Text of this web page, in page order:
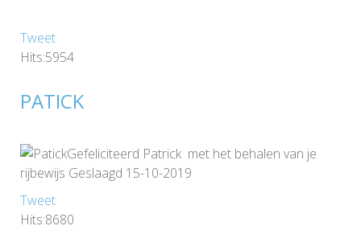
Tweet
Hits:5954
PATICK
Gefeliciteerd Patrick met het behalen van je
rijbewijs Geslaagd 15-10-2019
Tweet
Hits:8680